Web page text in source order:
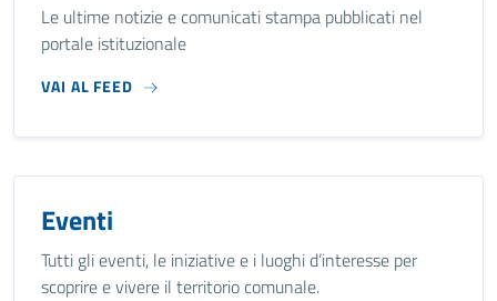
Le ultime notizie e comunicati stampa pubblicati nel
portale istituzionale
VAI AL FEED
Eventi
Tutti gli eventi, le iniziative e i luoghi d’interesse per
scoprire e vivere il territorio comunale.